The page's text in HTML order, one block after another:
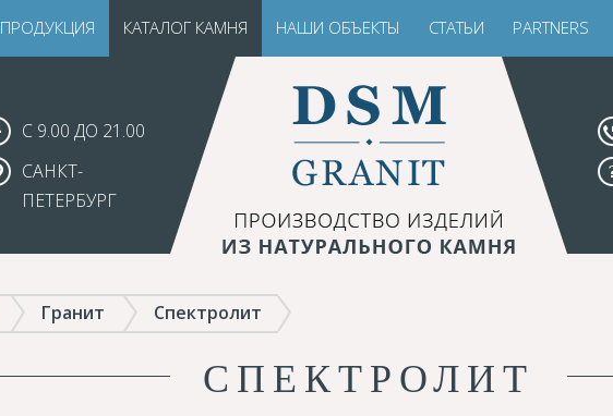
ПРОДУКЦИЯ КАТАЛОГ КАМНЯ НАШИ ОБЪЕКТЫ СТАТЬИ PARTNERS
С 9.00 ДО 21.00
САНКТ-
ПЕТЕРБУРГ
Гранит Спектролит
СПЕКТРОЛИТ